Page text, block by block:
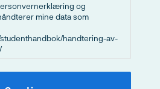
og
mine data som
handtering-av-